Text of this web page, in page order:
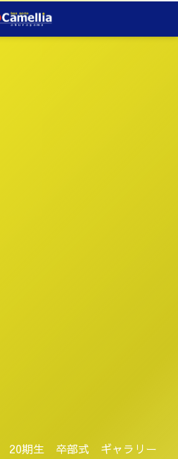
20期生 卒部式 ギャラリー